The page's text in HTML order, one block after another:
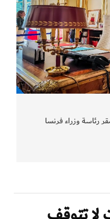
رئاسة وزراء فرنسا